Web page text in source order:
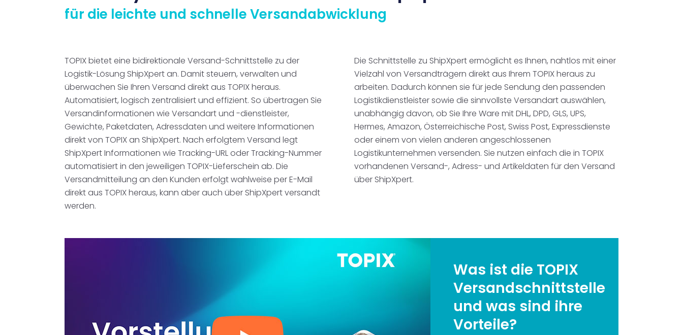
für die leichte und schnelle Versandabwicklung
TOPIX bietet eine bidirektionale Versand-Schnittstelle zu der
Logistik-Lösung ShipXpert an. Damit steuern, verwalten und
überwachen Sie Ihren Versand direkt aus TOPIX heraus.
Automatisiert, logisch zentralisiert und effizient. So übertragen Sie
Versandinformationen wie Versandart und -dienstleister,
Gewichte, Paketdaten, Adressdaten und weitere Informationen
direkt von TOPIX an ShipXpert. Nach erfolgtem Versand legt
ShipXpert Informationen wie Tracking-URL oder Tracking-Nummer
automatisiert in den jeweiligen TOPIX-Lieferschein ab. Die
Versandmitteilung an den Kunden erfolgt wahlweise per E-Mail
direkt aus TOPIX heraus, kann aber auch über ShipXpert versandt
werden.
Die Schnittstelle zu ShipXpert ermöglicht es Ihnen, nahtlos mit einer
Vielzahl von Versandträgern direkt aus Ihrem TOPIX heraus zu
arbeiten. Dadurch können sie für jede Sendung den passenden
Logistikdienstleister sowie die sinnvollste Versandart auswählen,
unabhängig davon, ob Sie Ihre Ware mit DHL, DPD, GLS, UPS,
Hermes, Amazon, Österreichische Post, Swiss Post, Expressdienste
oder einem von vielen anderen angeschlossenen
Logistikunternehmen versenden. Sie nutzen einfach die in TOPIX
vorhandenen Versand-, Adress- und Artikeldaten für den Versand
über ShipXpert.
Was ist die TOPIX
Versandschnittstelle
und was sind ihre
Vorteile?